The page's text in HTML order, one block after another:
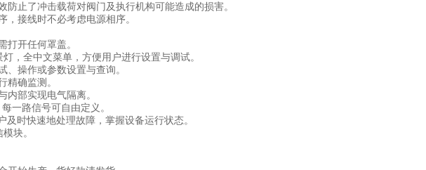
止了冲击载荷对阀门及执行机构可能造成的损害。
接线时不必考虑电源相序。
打开任何罩盖。
，全中文菜单，方便用户进行设置与调试。
操作或参数设置与查询。
精确监测。
部实现电气隔离。
一路信号可自由定义。
时快速地处理故障，掌握设备运行状态。
块。